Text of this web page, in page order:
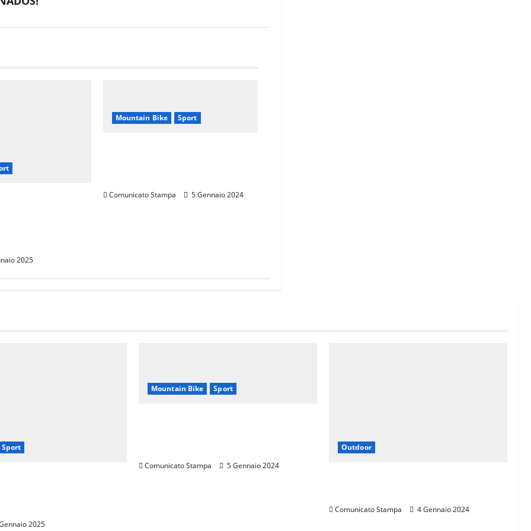
2025
Mountain Bike Sport
Comunicato Stampa 5 Gennaio 2024
Sport
2025
Mountain Bike Sport
Comunicato Stampa 5 Gennaio 2024
Outdoor
Comunicato Stampa 4 Gennaio 2024